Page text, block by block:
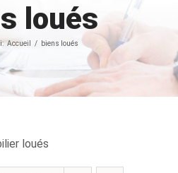
loués
Accueil biens loués
loués